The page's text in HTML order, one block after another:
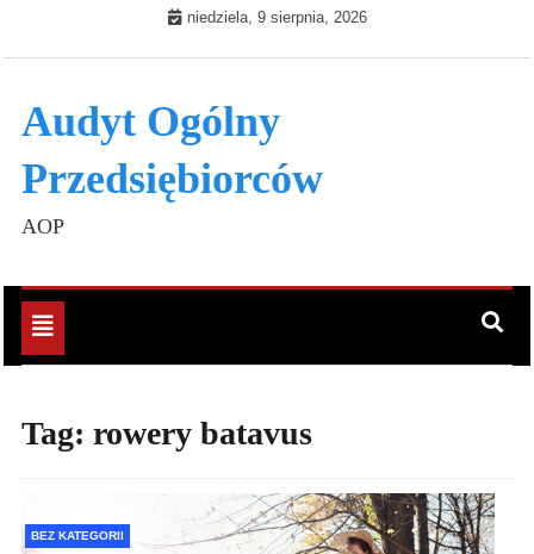
niedziela, 9 sierpnia, 2026
Audyt Ogólny
Przedsiębiorców
AOP
Toggle
navigation
Tag: rowery batavus
BEZ KATEGORII